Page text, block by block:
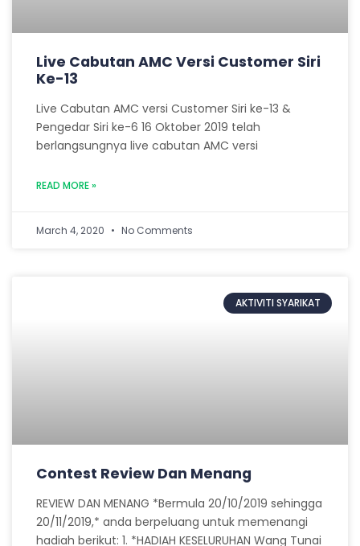
Live Cabutan AMC Versi Customer Siri
Ke-13
Live Cabutan AMC versi Customer Siri ke-13 &
Pengedar Siri ke-6 16 Oktober 2019 telah
berlangsungnya live cabutan AMC versi
READ MORE »
March 4, 2020 No Comments
AKTIVITI SYARIKAT
Contest Review Dan Menang
REVIEW DAN MENANG *Bermula 20/10/2019 sehingga
20/11/2019,* anda berpeluang untuk memenangi
hadiah berikut: 1. *HADIAH KESELURUHAN Wang Tunai